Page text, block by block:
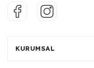
KURUMSAL